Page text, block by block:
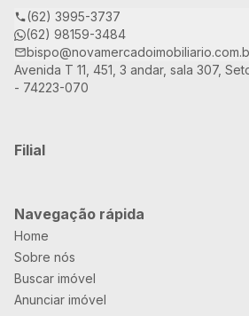
(62) 3995-3737
(62) 98159-3484
Avenida T 11, 451, 3 andar, sala 307,
- 74223-070
Filial
Navegação rápida
Home
Sobre nós
Buscar imóvel
Anunciar imóvel